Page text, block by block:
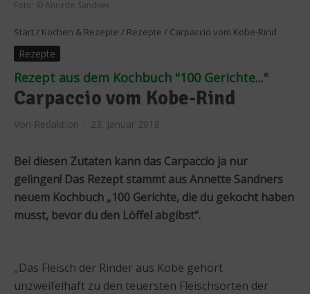
Foto: © Annette Sandner
Start / Kochen & Rezepte / Rezepte / Carpaccio vom Kobe-Rind
Rezepte
Rezept aus dem Kochbuch "100 Gerichte..."
Carpaccio vom Kobe-Rind
Von Redaktion 23. Januar 2018
Bei diesen Zutaten kann das Carpaccio ja nur
gelingen! Das Rezept stammt aus Annette Sandners
neuem Kochbuch „100 Gerichte, die du gekocht haben
musst, bevor du den Löffel abgibst“.
„Das Fleisch der Rinder aus Kobe gehört
unzweifelhaft zu den teuersten Fleischsorten der